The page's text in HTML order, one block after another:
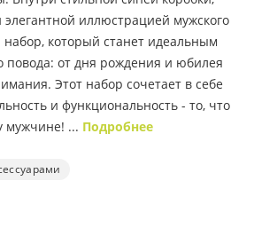
иллюстрацией мужского
набор, который станет идеальным
повода: от дня рождения и юбилея
Этот набор сочетает в себе
и функциональность - то, что
мужчине! ... Подробнее